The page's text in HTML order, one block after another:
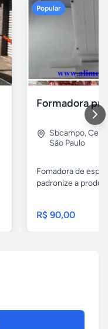
Popular
Sbcampo,
São Paulo
Fomadora de
padronize a
R$ 90,00